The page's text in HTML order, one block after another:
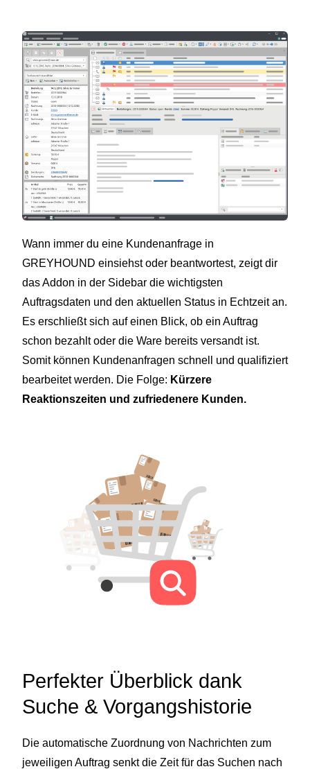
Wann immer du eine Kundenanfrage in
GREYHOUND einsiehst oder beantwortest, zeigt dir
das Addon in der Sidebar die wichtigsten
Auftragsdaten und den aktuellen Status in Echtzeit an.
Es erschließt sich auf einen Blick, ob ein Auftrag
schon bezahlt oder die Ware bereits versandt ist.
Somit können Kundenanfragen schnell und qualifiziert
bearbeitet werden. Die Folge: Kürzere
Reaktionszeiten und zufriedenere Kunden.
Perfekter Überblick dank
Suche & Vorgangshistorie
Die automatische Zuordnung von Nachrichten zum
jeweiligen Auftrag senkt die Zeit für das Suchen nach